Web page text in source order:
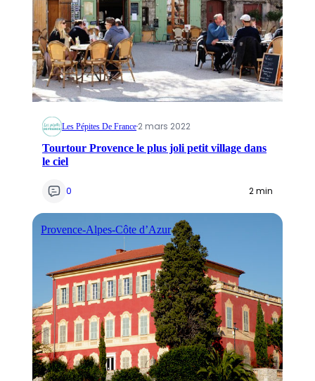
Les Pépites De France·2 mars 2022
Tourtour Provence le plus joli petit village dans
le ciel
0 2 min
Provence-Alpes-Côte d’Azur